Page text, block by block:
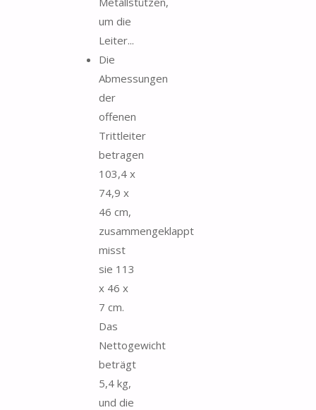
um die
Leiter...
Die
Abmessungen
der
offenen
Trittleiter
betragen
103,4 x
74,9 x
46 cm,
zusammengeklappt
misst
sie 113
x 46 x
7 cm.
Das
Nettogewicht
beträgt
5,4 kg,
und die